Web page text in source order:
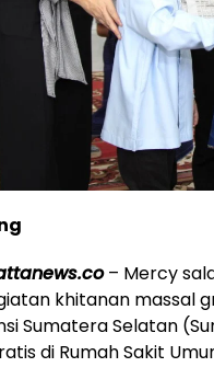
– Mercy
khitanan massal
Sumatera Selatan
di Rumah Sakit